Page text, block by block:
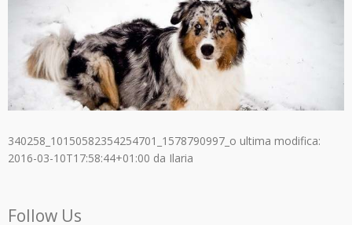
340258_10150582354254701_1578790997_o ultima modifica:
2016-03-10T17:58:44+01:00 da Ilaria
Follow Us